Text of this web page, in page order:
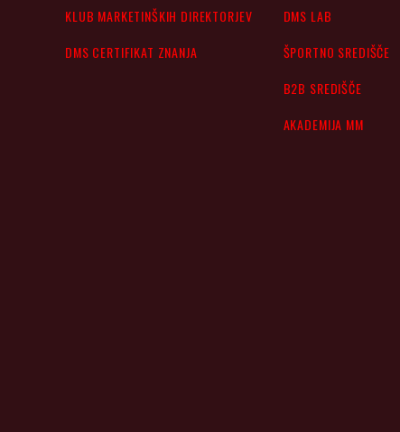
KLUB MARKETINŠKIH DIREKTORJEV
DMS CERTIFIKAT ZNANJA
DMS LAB
ŠPORTNO SREDIŠČE
B2B SREDIŠČE
AKADEMIJA MM